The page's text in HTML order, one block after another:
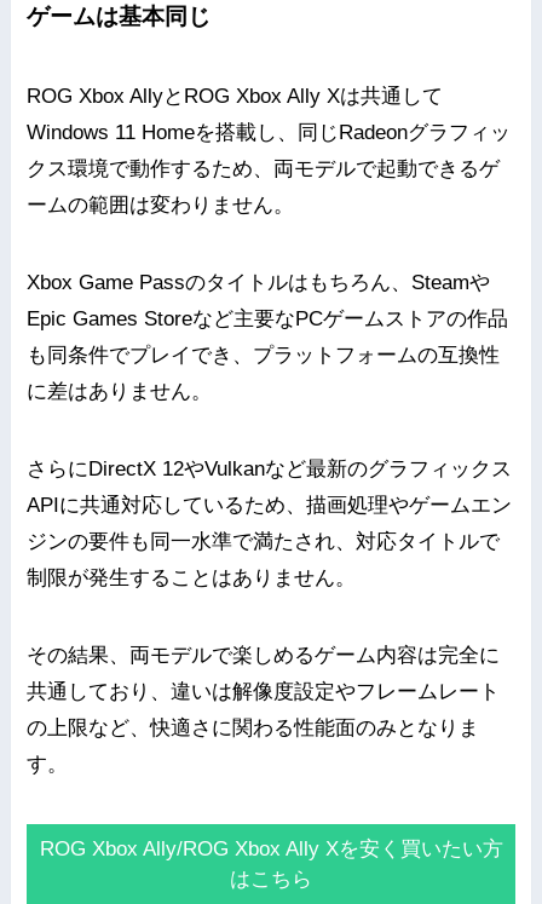
ゲームは基本同じ
ROG Xbox AllyとROG Xbox Ally Xは共通して
Windows 11 Homeを搭載し、同じRadeonグラフィッ
クス環境で動作するため、両モデルで起動できるゲ
ームの範囲は変わりません。
Xbox Game Passのタイトルはもちろん、Steamや
Epic Games Storeなど主要なPCゲームストアの作品
も同条件でプレイでき、プラットフォームの互換性
に差はありません。
さらにDirectX 12やVulkanなど最新のグラフィックス
APIに共通対応しているため、描画処理やゲームエン
ジンの要件も同一水準で満たされ、対応タイトルで
制限が発生することはありません。
その結果、両モデルで楽しめるゲーム内容は完全に
共通しており、違いは解像度設定やフレームレート
の上限など、快適さに関わる性能面のみとなりま
す。
ROG Xbox Ally/ROG Xbox Ally Xを安く買いたい方
はこちら